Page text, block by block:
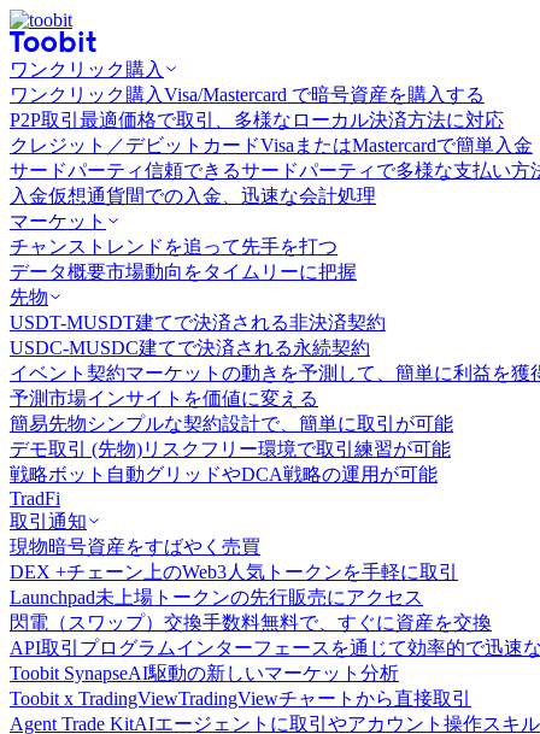
ワンクリック購入
ワンクリック購入Visa/Mastercard で暗号資産を購入する
P2P取引 最適価格で取引、多様なローカル決済方法に対応
クレジット／デビットカードVisaまたはMastercardで簡単入金
サードパーティ信頼できるサードパーティで多様な支払い方
入金仮想通貨間での入金、迅速な会計処理
マーケット
チャンス トレンドを追って先手を打つ
データ概要市場動向をタイムリーに把握
先物
USDT-MUSDT建てで決済される非決済契約
USDC-MUSDC建てで決済される永続契約
イベント契約マーケットの動きを予測して、簡単に利益を獲
予測市場インサイトを価値に変える
簡易先物シンプルな契約設計で、簡単に取引が可能
デモ取引 (先物)リスクフリー環境で取引練習が可能
戦略ボット 自動グリッドやDCA戦略の運用が可能
TradFi
取引通知
現物暗号資産をすばやく売買
DEX +チェーン上のWeb3人気トークンを手軽に取引
Launchpad未上場トークンの先行販売にアクセス
閃電（スワップ）交換手数料無料で、すぐに資産を交換
API取引 プログラムインターフェースを通じて効率的で迅速
Toobit SynapseAI駆動の新しいマーケット分析
Toobit x TradingViewTradingViewチャートから直接取引
Agent Trade KitAIエージェントに取引やアカウント操作スキ